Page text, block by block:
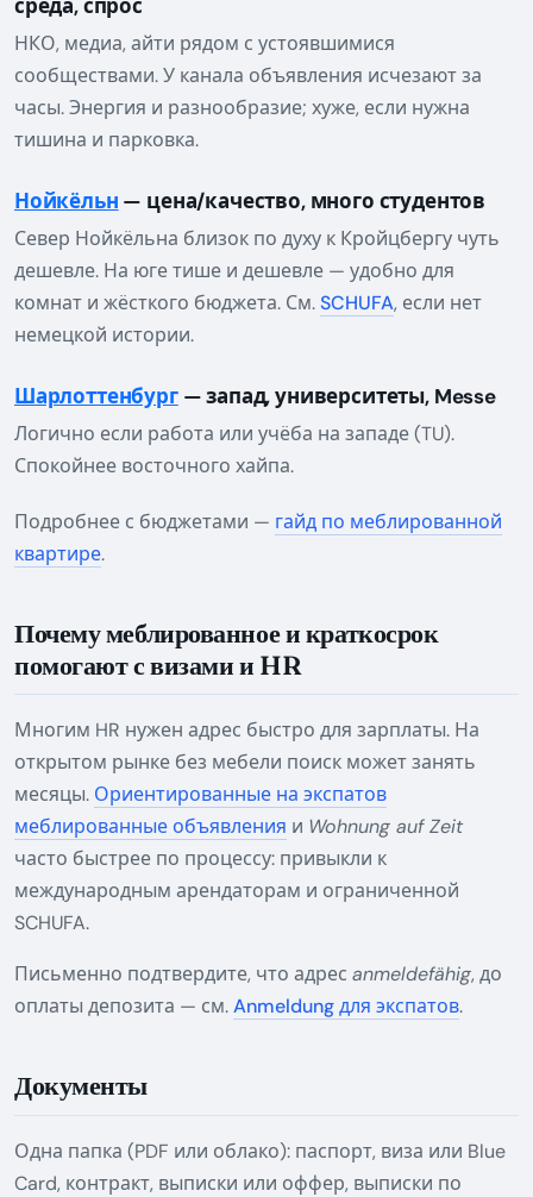
среда, спрос
НКО, медиа, айти рядом с устоявшимися
сообществами. У канала объявления исчезают за
часы. Энергия и разнообразие; хуже, если нужна
тишина и парковка.
Нойкёльн — цена/качество, много студентов
Север Нойкёльна близок по духу к Кройцбергу чуть
дешевле. На юге тише и дешевле — удобно для
комнат и жёсткого бюджета. См.SCHUFA, если нет
немецкой истории.
Шарлоттенбург— запад, университеты, Messe
Логично если работа или учёба на западе (TU).
Спокойнее восточного хайпа.
Подробнее с бюджетами — гайд по меблированной
квартире.
Почему меблированное и краткосрок
помогают с визами и HR
Многим HR нужен адрес быстро для зарплаты. На
открытом рынке без мебели поиск может занять
месяцы. Ориентированные на экспатов
меблированные объявления и Wohnung auf Zeit
часто быстрее по процессу: привыкли к
международным арендаторам и ограниченной
SCHUFA.
Письменно подтвердите, что адрес anmeldefähig, до
оплаты депозита — см.Anmeldung для экспатов.
Документы
Одна папка (PDF или облако): паспорт, виза или Blue
Card, контракт, выписки или оффер, выписки по